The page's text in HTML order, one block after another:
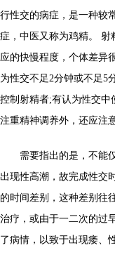
行性交的病症，是一种较
症，中医又称为鸡精。 射
应的快慢程度，个体差异
为性交不足2分钟或不足5
控制射精者;有认为性交中
注重精神调养外，还应注
需要指出的是，不能仅
出现性高潮，故完成性交
的时间差别，这种差别往
治疗，或由于一二次的过
了病情，以致于出现痿、